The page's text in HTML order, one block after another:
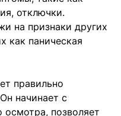
отключки.
на признаки других
как паническая
правильно
начинает с
осмотра, позволяет